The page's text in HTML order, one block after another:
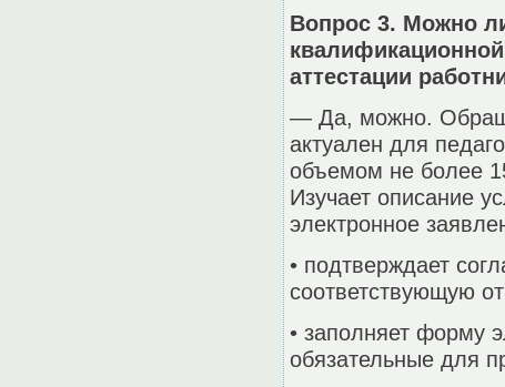
Вопрос 3. Можно
аттестации
— Да, можно.
актуален для
объемом не более
Изучает описание
электронное
• подтверждает
соответствующую
• заполняет форму
обязательные для